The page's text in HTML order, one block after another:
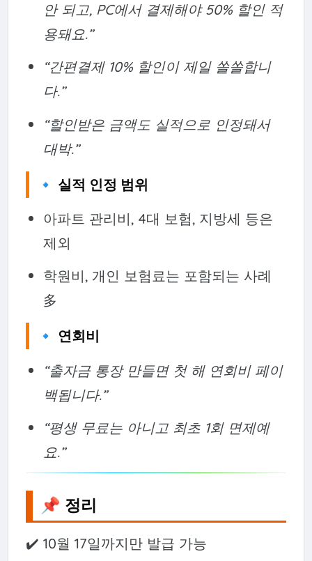
안 되고, PC에서 결제해야 50% 할인 적
용돼요.”
“간편결제 10% 할인이 제일 쏠쏠합니
다.”
“할인받은 금액도 실적으로 인정돼서
대박.”
🔹 실적 인정 범위
아파트 관리비, 4대 보험, 지방세 등은
제외
학원비, 개인 보험료는 포함되는 사례
多
🔹 연회비
“출자금 통장 만들면 첫 해 연회비 페이
백됩니다.”
“평생 무료는 아니고 최초 1회 면제예
요.”
📌 정리
✔️ 10월 17일까지만 발급 가능